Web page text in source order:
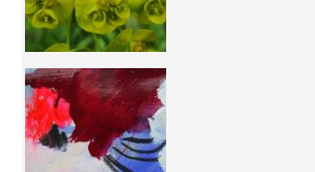
50/50 OR 100/100 ? The day after Ascension, w